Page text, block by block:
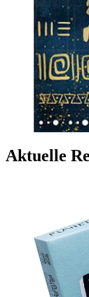
Aktuelle